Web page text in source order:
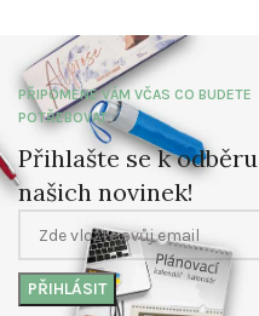
PŘIPOMENE VÁM VČAS CO BUDETE
POTŘEBOVAT
Přihlašte se k odběru
našich novinek!